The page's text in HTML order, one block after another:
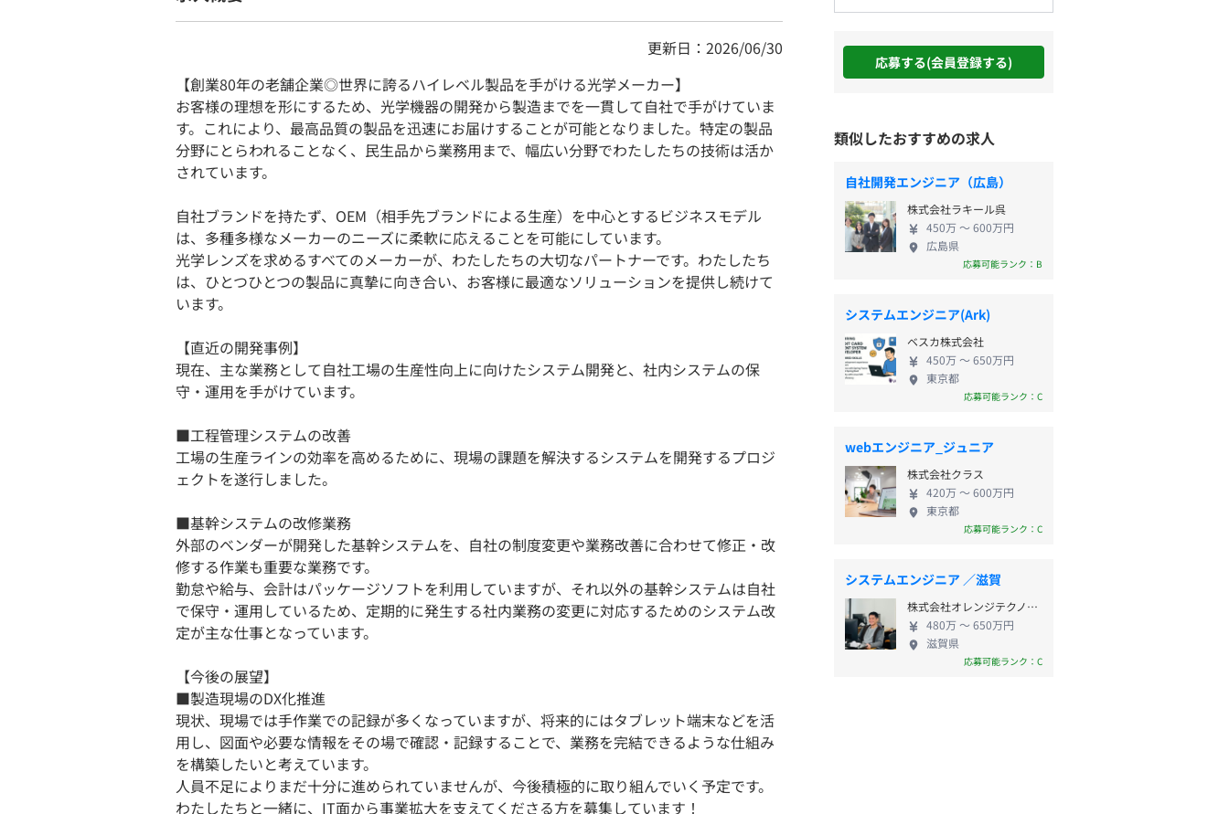
更新日：2026/06/30
【創業80年の老舗企業◎世界に誇るハイレベル製品を手がける光学メーカー】
お客様の理想を形にするため、光学機器の開発から製造までを一貫して自社で手がけていま
す。これにより、最高品質の製品を迅速にお届けすることが可能となりました。特定の製品
分野にとらわれることなく、民生品から業務用まで、幅広い分野でわたしたちの技術は活か
されています。
自社ブランドを持たず、OEM（相手先ブランドによる生産）を中心とするビジネスモデル
は、多種多様なメーカーのニーズに柔軟に応えることを可能にしています。
光学レンズを求めるすべてのメーカーが、わたしたちの大切なパートナーです。わたしたち
は、ひとつひとつの製品に真摯に向き合い、お客様に最適なソリューションを提供し続けて
います。
【直近の開発事例】
現在、主な業務として自社工場の生産性向上に向けたシステム開発と、社内システムの保
守・運用を手がけています。
■工程管理システムの改善
工場の生産ラインの効率を高めるために、現場の課題を解決するシステムを開発するプロジ
ェクトを遂行しました。
■基幹システムの改修業務
外部のベンダーが開発した基幹システムを、自社の制度変更や業務改善に合わせて修正・改
修する作業も重要な業務です。
勤怠や給与、会計はパッケージソフトを利用していますが、それ以外の基幹システムは自社
で保守・運用しているため、定期的に発生する社内業務の変更に対応するためのシステム改
定が主な仕事となっています。
【今後の展望】
■製造現場のDX化推進
現状、現場では手作業での記録が多くなっていますが、将来的にはタブレット端末などを活
用し、図面や必要な情報をその場で確認・記録することで、業務を完結できるような仕組み
を構築したいと考えています。
人員不足によりまだ十分に進められていませんが、今後積極的に取り組んでいく予定です。
わたしたちと一緒に、IT面から事業拡大を支えてくださる方を募集しています！
応募する(会員登録する)
類似したおすすめの求人
自社開発エンジニア（広島）
株式会社ラキール呉
450万 〜 600万円
広島県
応募可能ランク：B
システムエンジニア(Ark)
ベスカ株式会社
450万 〜 650万円
東京都
応募可能ランク：C
webエンジニア_ジュニア
株式会社クラス
420万 〜 600万円
東京都
応募可能ランク：C
システムエンジニア ／滋賀
株式会社オレンジテクノロジーズ
480万 〜 650万円
滋賀県
応募可能ランク：C